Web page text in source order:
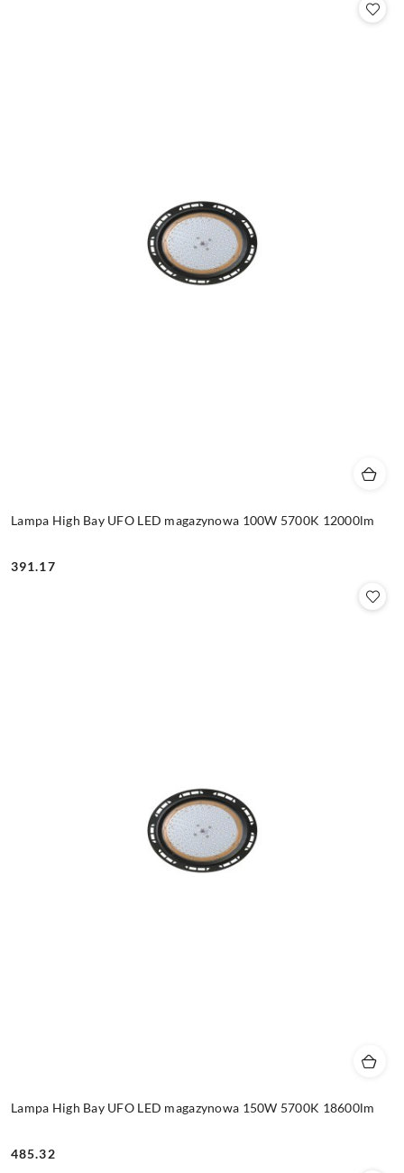
Lampa High Bay UFO LED magazynowa 100W 5700K 12000lm
Cena:
391.17
Lampa High Bay UFO LED magazynowa 150W 5700K 18600lm
Cena:
485.32